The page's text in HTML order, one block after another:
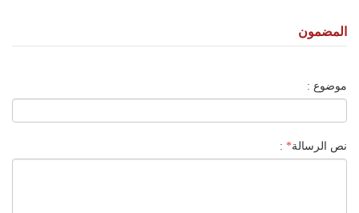
المضمون
موضوع :
نص الرسالة*
: